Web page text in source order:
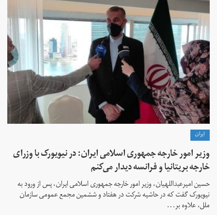
ايران
وزیر امور خارجه جمهوری اسلامی ایران: در نیویورک با وزرای
خارجه بریتانیا و فرانسه دیدار می‌کنم
حسین امیرعبداللهیان، وزیر امور خارجه جمهوری اسلامی ایران، پس از ورود به
نیویورک گفت که در حاشیه شرکت در هفتاد و ششمین مجمع عمومی سازمان
ملل، علاوه بر...